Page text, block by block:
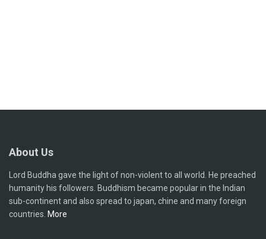
About Us
Lord Buddha gave the light of non-violent to all world. He preached
humanity his followers. Buddhism became popular in the Indian
sub-continent and also spread to japan, chine and many foreign
countries. More